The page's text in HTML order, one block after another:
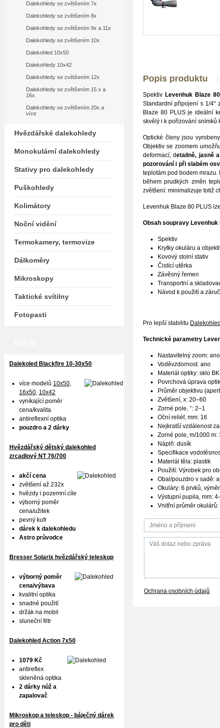
Popis produktu
Spektiv Levenhuk Blaze
Standardní připojení s 1/4"
Blaze 80 PLUS je ideální
skvělý i k pořizování snímků
Optické členy jsou
Objektiv se zoomem
deformací, detailně, jasně
pozorování i při slabém
teplotám pod bodem
během prudkých změn
zvětšení: minimalizuje totiž
Levenhuk Blaze 80 PLUS
Obsah soupravy Levenhuk
Spektiv
Krytky okuláru a
Kovový stolní stativ
Čistící utěrka
Závěsný řemen
Transportní a
Návod k použití a
Pro lepší stabilitu
Technické parametry
Nastavitelný zoom: ano
Voděvzdornost: ano
Materiál optiky: sklo
Povrchová úprava
Průměr objektivu
Zvětšení, x: 20–60
Zorné pole, °: 2–1
Oční reliéf, mm: 16
Nejkratší vzdálenost
Zorné pole, m/1000 m:
Náplň: dusík
Specifikace
Materiál těla: plastik
Použití: Výrobek pro
Obal/pouzdro v sadě:
Okuláry: 6 prvků,
Výstupní pupila, mm:
Vnitřní průměr okulárů:
Ochrana osobních údajů
Dalekohledy se zvětšením 7x
Dalekohledy se zvětšením 8x
Dalekohledy se zvětšením 9x a 11x
Dalekohledy se zvětšením 10x
Dalekohled 10x50
Dalekohledy 10x42
Dalekohledy se zvětšením 12x
Dalekohledy se zvětšením 15 x a
16x
Dalekohledy se zvětšením 20x a
více
Hvězdářské dalekohledy
Monokulární dalekohledy
Stativy pro dalekohledy
Puškohledy
Kolimátory
Noční vidění
Termokamery, termovize
Dálkoměry
Mikroskopy
Taktické svítilny
Fotopasti
Dalekoled Blackfire 10-30x50
více modelů 10x50,
16x50, 10x42
vyníkající poměr
cena/kvalita
antireflexní optika
pouzdro a 2 dárky
Hvězdářský dětský dalekohled
zrcadlový NT 76/700
akčí cena
zvětšení až 232x
hvězdy i pozemní cíle
výborný poměr
cena/užitek
pevný kufr
dárek k dalekohledu
Astro průvodce
Bresser Solarix hvězdářský teleskop
výborný poměr
cena/výbava
kvalitní optika
snadné použití
držák na mobil
sluneční filtr
Dalekohled Action 7x50
1079 Kč
antireflex
skleněná optika
2 dárky nůž a
zapalovač
Mikroskop a teleskop - báječný dárek
pro děti